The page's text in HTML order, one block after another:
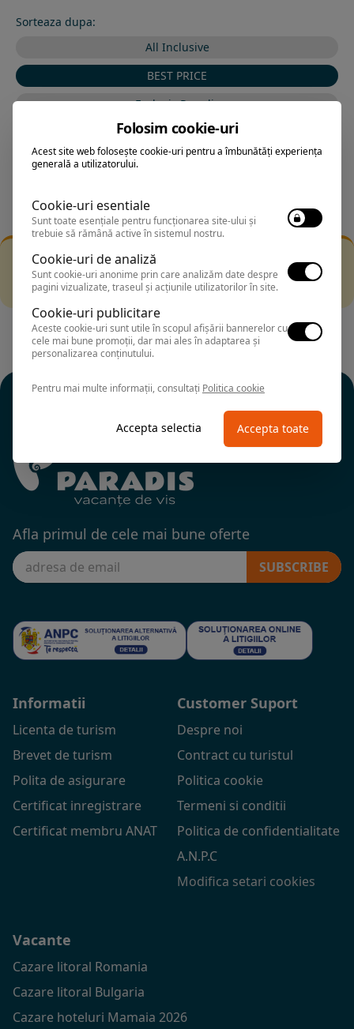
Sorteaza dupa:
All Inclusive
BEST PRICE
Exclusiv Paradis
Stele 1-5
Stele 5-1
Filtrarea nu a returnat niciun rezultat
Incearca sa folosesti o cautarea mai generala sau alege
alte fitre.
Afla primul de cele mai bune oferte
SUBSCRIBE
Informatii
Licenta de turism
Brevet de turism
Polita de asigurare
Certificat inregistrare
Certificat membru ANAT
Customer Suport
Despre noi
Contract cu turistul
Politica cookie
Termeni si conditii
Politica de confidentialitate
A.N.P.C
Modifica setari cookies
Vacante
Cazare litoral Romania
Cazare litoral Bulgaria
Cazare hoteluri Mamaia 2026
Folosim cookie-uri
Acest site web folosește cookie-uri pentru a îmbunătăți experiența
generală a utilizatorului.
Cookie-uri esentiale
Sunt toate esențiale pentru funcționarea site-ului și
trebuie să rămână active în sistemul nostru.
Cookie-uri de analiză
Sunt cookie-uri anonime prin care analizăm date despre
pagini vizualizate, traseul și acțiunile utilizatorilor în site.
Cookie-uri publicitare
Aceste cookie-uri sunt utile în scopul afișării bannerelor cu
cele mai bune promoții, dar mai ales în adaptarea și
personalizarea conținutului.
Pentru mai multe informații, consultați Politica cookie
Accepta selectia Accepta toate